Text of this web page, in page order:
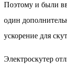
Поэтому и были
один
ускорение для
Электроскутер